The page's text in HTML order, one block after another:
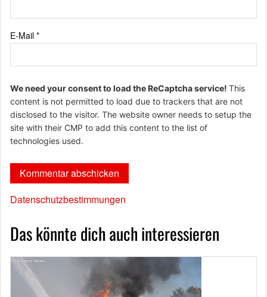
E-Mail *
We need your consent to load the ReCaptcha service! This
content is not permitted to load due to trackers that are not
disclosed to the visitor. The website owner needs to setup the
site with their CMP to add this content to the list of
technologies used.
Datenschutzbestimmungen
Das könnte dich auch interessieren